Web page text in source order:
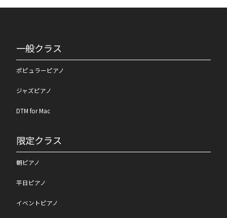
一般クラス
ポピュラーピアノ
ジャズピアノ
DTM for Mac
限定クラス
朝ピアノ
平日ピアノ
イベントピアノ